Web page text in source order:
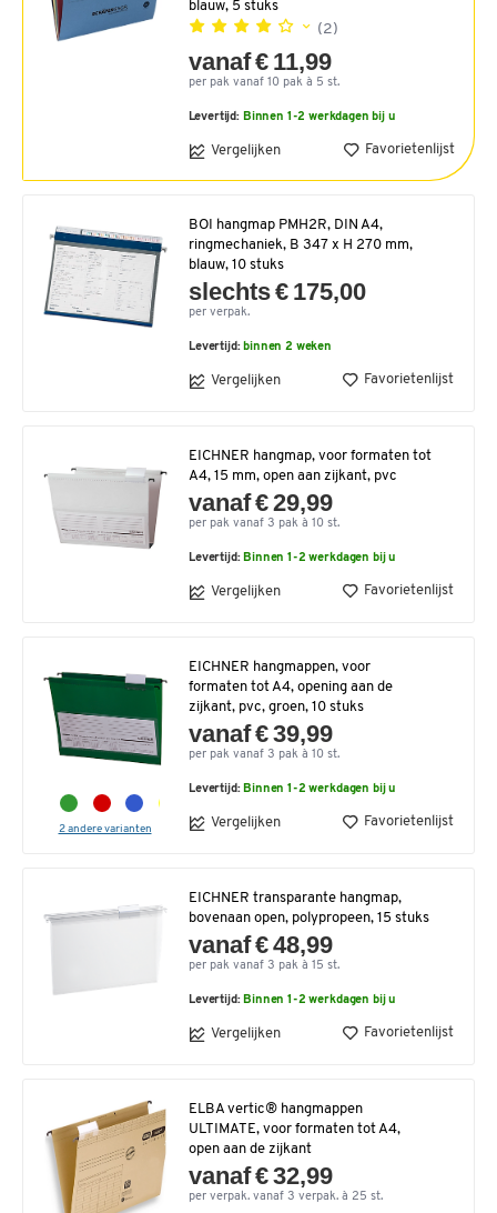
blauw, 5 stuks
(2)
vanaf € 11,99
per pak vanaf 10 pak à 5 st.
Levertijd: Binnen 1-2 werkdagen bij u
Vergelijken Favorietenlijst
BOI hangmap PMH2R, DIN A4,
ringmechaniek, B 347 x H 270 mm,
blauw, 10 stuks
slechts € 175,00
per verpak.
Levertijd: binnen 2 weken
Vergelijken Favorietenlijst
EICHNER hangmap, voor formaten tot
A4, 15 mm, open aan zijkant, pvc
vanaf € 29,99
per pak vanaf 3 pak à 10 st.
Levertijd: Binnen 1-2 werkdagen bij u
Vergelijken Favorietenlijst
2 andere varianten
EICHNER hangmappen, voor
formaten tot A4, opening aan de
zijkant, pvc, groen, 10 stuks
vanaf € 39,99
per pak vanaf 3 pak à 10 st.
Levertijd: Binnen 1-2 werkdagen bij u
Vergelijken Favorietenlijst
EICHNER transparante hangmap,
bovenaan open, polypropeen, 15 stuks
vanaf € 48,99
per pak vanaf 3 pak à 15 st.
Levertijd: Binnen 1-2 werkdagen bij u
Vergelijken Favorietenlijst
ELBA vertic® hangmappen
ULTIMATE, voor formaten tot A4,
open aan de zijkant
vanaf € 32,99
per verpak. vanaf 3 verpak. à 25 st.